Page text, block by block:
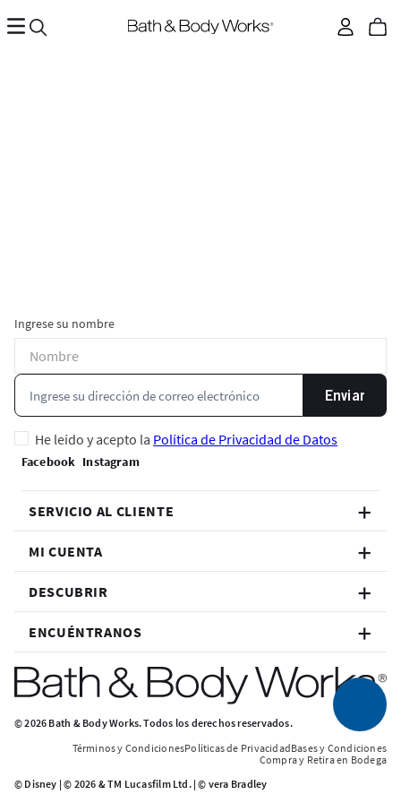
Ingrese su nombre
Enviar
He leído y acepto la Política de Privacidad de Datos
SERVICIO AL CLIENTE
MI CUENTA
DESCUBRIR
ENCUÉNTRANOS
© 2026 Bath & Body Works. Todos los derechos reservados.
Términos y CondicionesPolíticas de PrivacidadBases y Condiciones
Compra y Retira en Bodega
© Disney | © 2026 & TM Lucasfilm Ltd. | © vera Bradley